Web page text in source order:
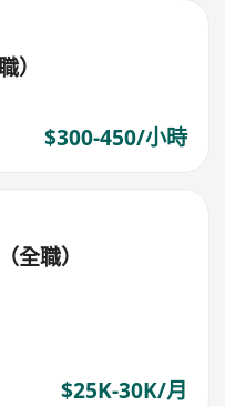
）
$300-450/小時
全職）
$25K-30K/月